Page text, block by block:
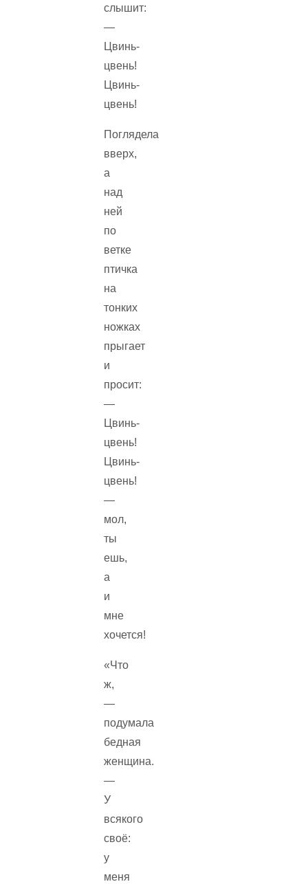
слышит:
—
Цвинь-
цвень!
Цвинь-
цвень!
Поглядела
вверх,
а
над
ней
по
ветке
птичка
на
тонких
ножках
прыгает
и
просит:
—
Цвинь-
цвень!
Цвинь-
цвень!
—
мол,
ты
ешь,
а
и
мне
хочется!
«Что
ж,
—
подумала
бедная
женщина.
—
У
всякого
своё:
у
меня